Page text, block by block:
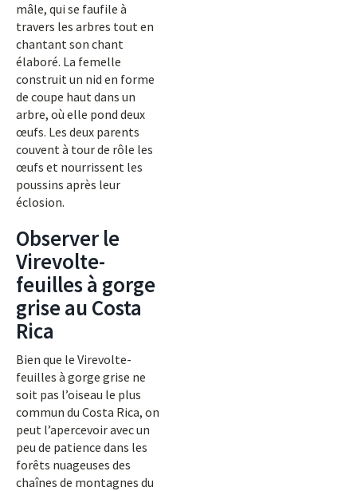
mâle, qui se faufile à
travers les arbres tout en
chantant son chant
élaboré. La femelle
construit un nid en forme
de coupe haut dans un
arbre, où elle pond deux
œufs. Les deux parents
couvent à tour de rôle les
œufs et nourrissent les
poussins après leur
éclosion.
Observer le
Virevolte-
feuilles à gorge
grise au Costa
Rica
Bien que le Virevolte-
feuilles à gorge grise ne
soit pas l’oiseau le plus
commun du Costa Rica, on
peut l’apercevoir avec un
peu de patience dans les
forêts nuageuses des
chaînes de montagnes du